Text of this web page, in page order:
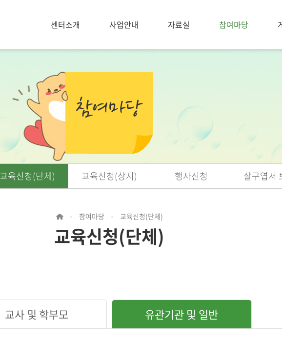
센터소개 사업안내 자료실 참여마당
육신청(단체) 교육신청(상시) 행사신청 살구엽서
> 참여마당 > 교육신청(단체)
교육신청(단체)
교사 및 학부모 유관기관 및 일반